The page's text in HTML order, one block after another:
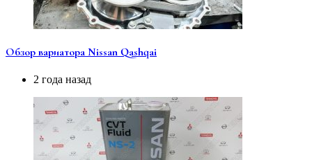
Обзор вариатора Nissan Qashqai
2 года назад